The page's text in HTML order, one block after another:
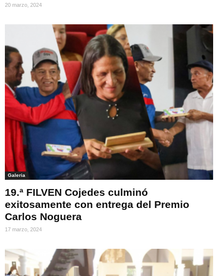
20 marzo, 2024
Galeria
19.ª FILVEN Cojedes culminó
exitosamente con entrega del Premio
Carlos Noguera
17 marzo, 2024